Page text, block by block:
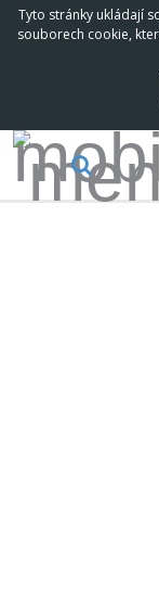
Tyto stránky ukládají
souborech cookie,